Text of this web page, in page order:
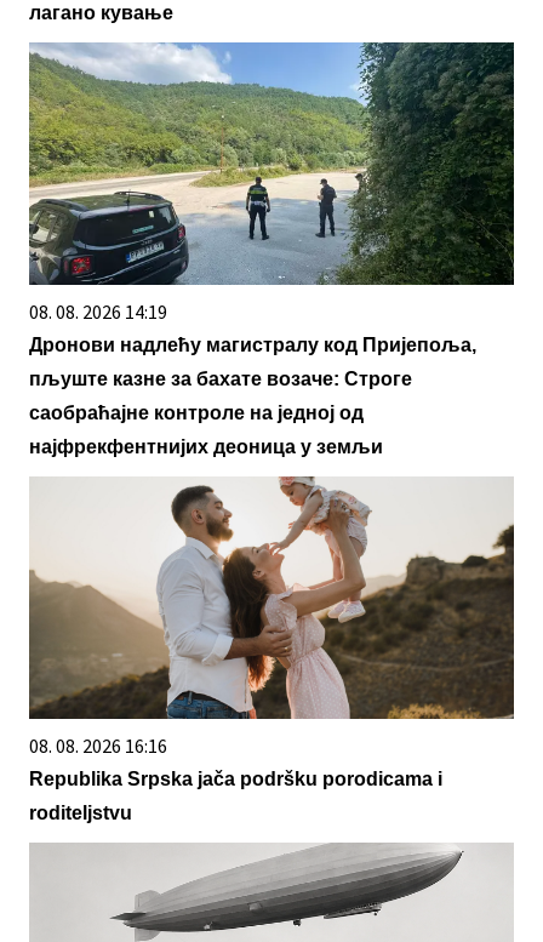
лагано кување
08. 08. 2026 14:19
Дронови надлећу магистралу код Пријепоља,
пљуште казне за бахате возаче: Строге
саобраћајне контроле на једној од
најфрекфентнијих деоница у земљи
08. 08. 2026 16:16
Republika Srpska jača podršku porodicama i
roditeljstvu